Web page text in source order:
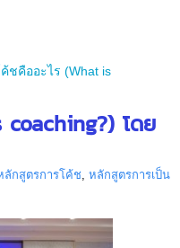
ชคืออะไร (What is
coaching?) โดย
ลักสูตรการโค้ช, หลักสูตรการเป็น